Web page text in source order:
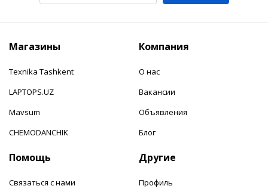
Магазины
Texnika Tashkent
LAPTOPS.UZ
Mavsum
CHEMODANCHIK
Компания
О нас
Вакансии
Объявления
Блог
Помощь
Связаться с нами
Другие
Профиль